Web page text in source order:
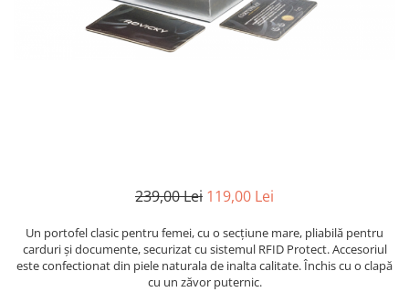
239,00 Lei 119,00 Lei
Un portofel clasic pentru femei, cu o secțiune mare, pliabilă pentru
carduri și documente, securizat cu sistemul RFID Protect. Accesoriul
este confectionat din piele naturala de inalta calitate. Închis cu o clapă
cu un zăvor puternic.